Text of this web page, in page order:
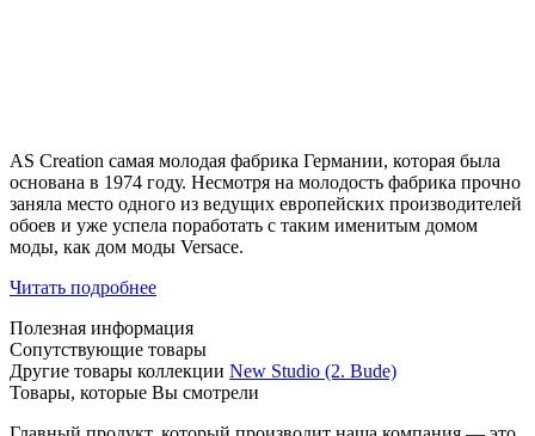
AS Creation самая молодая фабрика Германии, которая была
основана в 1974 году. Несмотря на молодость фабрика прочно
заняла место одного из ведущих европейских производителей
обоев и уже успела поработать с таким именитым домом
моды, как дом моды Versace.
Читать подробнее
Полезная информация
Сопутствующие товары
Другие товары коллекции New Studio (2. Bude)
Товары, которые Вы смотрели